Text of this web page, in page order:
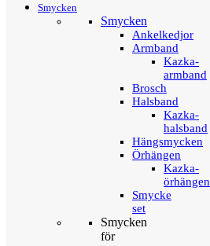
Smycken
Smycken
Ankelkedjor
Armband
Kazka-
armband
Brosch
Halsband
Kazka-
halsband
Hängsmycken
Örhängen
Kazka-
örhängen
Smycke
set
Smycken
för